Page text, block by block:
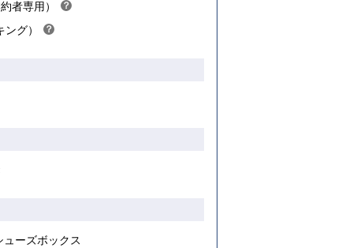
者専用） ？
グ） ？
こちら
ューズボックス